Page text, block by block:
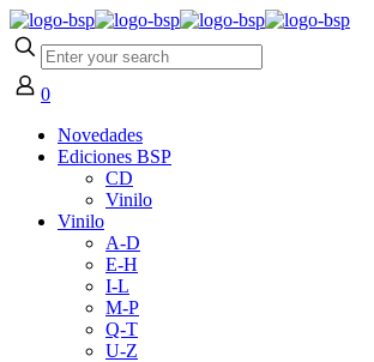
0
Novedades
Ediciones BSP
CD
Vinilo
Vinilo
A-D
E-H
I-L
M-P
Q-T
U-Z